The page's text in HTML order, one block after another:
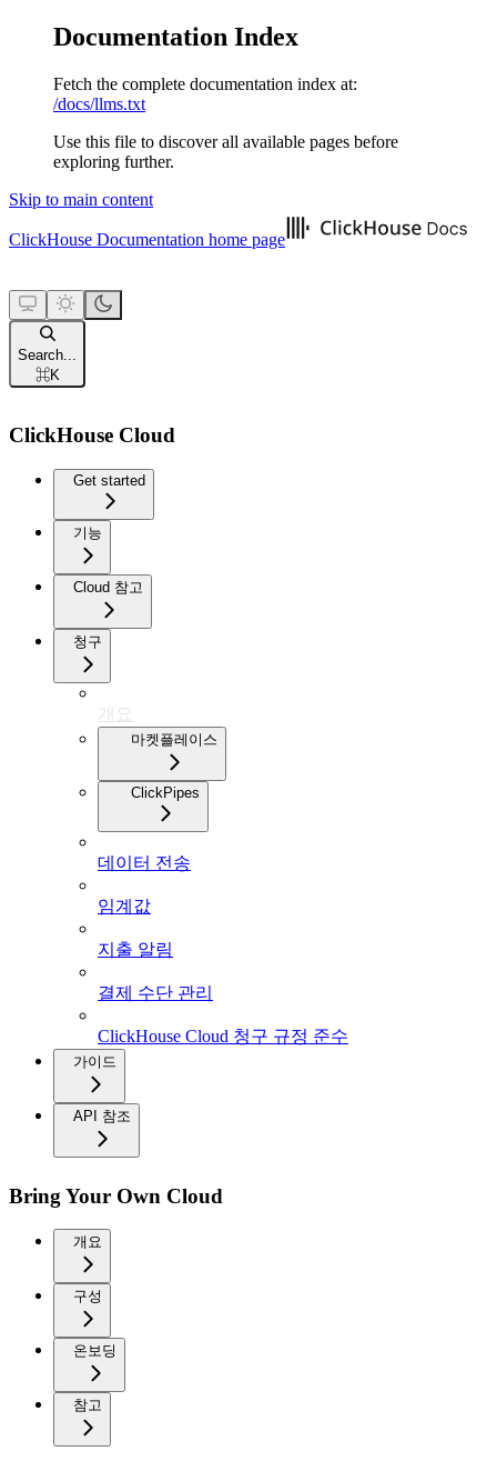
Documentation Index
Fetch the complete documentation index at:
/docs/llms.txt
Use this file to discover all available pages before
exploring further.
Skip to main content
ClickHouse Documentation home page
Search...
⌘K
ClickHouse Cloud
Get started
기능
Cloud 참고
청구
개요
마켓플레이스
ClickPipes
데이터 전송
임계값
지출 알림
결제 수단 관리
ClickHouse Cloud 청구 규정 준수
가이드
API 참조
Bring Your Own Cloud
개요
구성
온보딩
참고